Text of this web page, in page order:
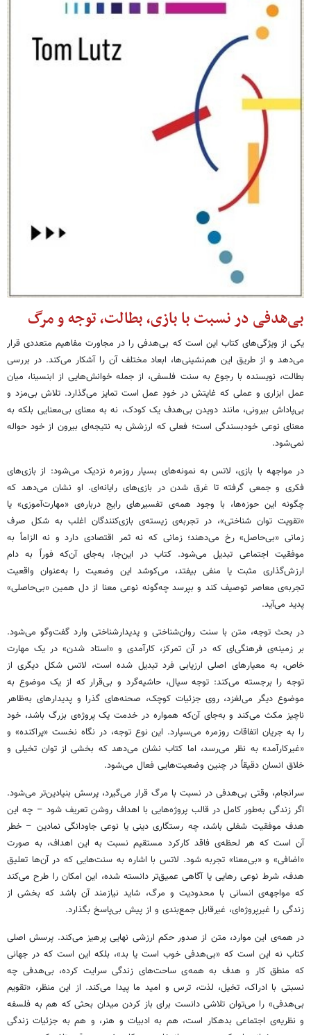
بی‌هدفی در نسبت با بازی، بطالت، توجه و مرگ
یکی از ویژگی‌های کتاب این است که بی‌هدفی را در مجاورت مفاهیم متعددی قرار
می‌دهد و از طریق این هم‌نشینی‌ها، ابعاد مختلف آن را آشکار می‌کند. در بررسی
بطالت، نویسنده با رجوع به سنت فلسفی، از جمله خوانش‌هایی از ابنسینا، میان
عمل ابزاری و عملی که غایتش در خودِ عمل است تمایز می‌گذارد. تلاش بی‌مزد و
بی‌پاداش بیرونی، مانند دویدن بی‌هدف یک کودک، نه به معنای بی‌معنایی بلکه به
معنای نوعی خودبسندگی است؛ فعلی که ارزشش به نتیجه‌ای بیرون از خود حواله
نمی‌شود.
در مواجهه با بازی، لاتس به نمونه‌های بسیار روزمره نزدیک می‌شود: از بازی‌های
فکری و جمعی گرفته تا غرق شدن در بازی‌های رایانه‌ای. او نشان می‌دهد که
چگونه این حوزه‌ها، با وجود همه‌ی تفسیرهای رایج درباره‌ی «مهارت‌آموزی» یا
«تقویت توان شناختی»، در تجربه‌ی زیسته‌ی بازی‌کنندگان اغلب به شکل صرف
زمانی «بی‌حاصل» رخ می‌دهند؛ زمانی که نه ثمر اقتصادی دارد و نه الزاماً به
موفقیت اجتماعی تبدیل می‌شود. کتاب در این‌جا، به‌جای آن‌که فوراً به دام
ارزش‌گذاری مثبت یا منفی بیفتد، می‌کوشد این وضعیت را به‌عنوان واقعیت
تجربه‌ی معاصر توصیف کند و بپرسد چه‌گونه نوعی معنا از دل همین «بی‌حاصلی»
پدید می‌آید.
در بحث توجه، متن با سنت روان‌شناختی و پدیدارشناختی وارد گفت‌وگو می‌شود.
بر زمینه‌ی فرهنگی‌ای که در آن تمرکز، کارآمدی و «استاد شدن» در یک مهارت
خاص، به معیارهای اصلی ارزیابی فرد تبدیل شده است، لاتس شکل دیگری از
توجه را برجسته می‌کند: توجه سیال، حاشیه‌گرد و بی‌قرار که از یک موضوع به
موضوع دیگر می‌لغزد، روی جزئیات کوچک، صحنه‌های گذرا و پدیدارهای به‌ظاهر
ناچیز مکث می‌کند و به‌جای آن‌که همواره در خدمت یک پروژه‌ی بزرگ باشد، خود
را به جریان اتفاقات روزمره می‌سپارد. این نوع توجه، در نگاه نخست «پراکنده» و
«غیرکارآمد» به نظر می‌رسد، اما کتاب نشان می‌دهد که بخشی از توان تخیلی و
خلاق انسان دقیقاً در چنین وضعیت‌هایی فعال می‌شود.
سرانجام، وقتی بی‌هدفی در نسبت با مرگ قرار می‌گیرد، پرسش بنیادین‌تر می‌شود.
اگر زندگی به‌طور کامل در قالب پروژه‌هایی با اهداف روشن تعریف شود – چه این
هدف موفقیت شغلی باشد، چه رستگاری دینی یا نوعی جاودانگی نمادین – خطر
آن است که هر لحظه‌ی فاقد کارکرد مستقیم نسبت به این اهداف، به صورت
«اضافی» و «بی‌معنا» تجربه شود. لاتس با اشاره به سنت‌هایی که در آن‌ها تعلیق
هدف، شرط نوعی رهایی یا آگاهی عمیق‌تر دانسته شده، این امکان را طرح می‌کند
که مواجهه‌ی انسانی با محدودیت و مرگ، شاید نیازمند آن باشد که بخشی از
زندگی را غیرپروژه‌ای، غیرقابل جمع‌بندی و از پیش بی‌پاسخ بگذارد.
در همه‌ی این موارد، متن از صدور حکم ارزشی نهایی پرهیز می‌کند. پرسش اصلی
کتاب نه این است که «بی‌هدفی خوب است یا بد»، بلکه این است که در جهانی
که منطق کار و هدف به همه‌ی ساحت‌های زندگی سرایت کرده، بی‌هدفی چه
نسبتی با ادراک، تخیل، لذت، ترس و امید ما پیدا می‌کند. از این منظر، «تقویم
بی‌هدفی» را می‌توان تلاشی دانست برای باز کردن میدان بحثی که هم به فلسفه
و نظریه‌ی اجتماعی بدهکار است، هم به ادبیات و هنر، و هم به جزئیات زندگی